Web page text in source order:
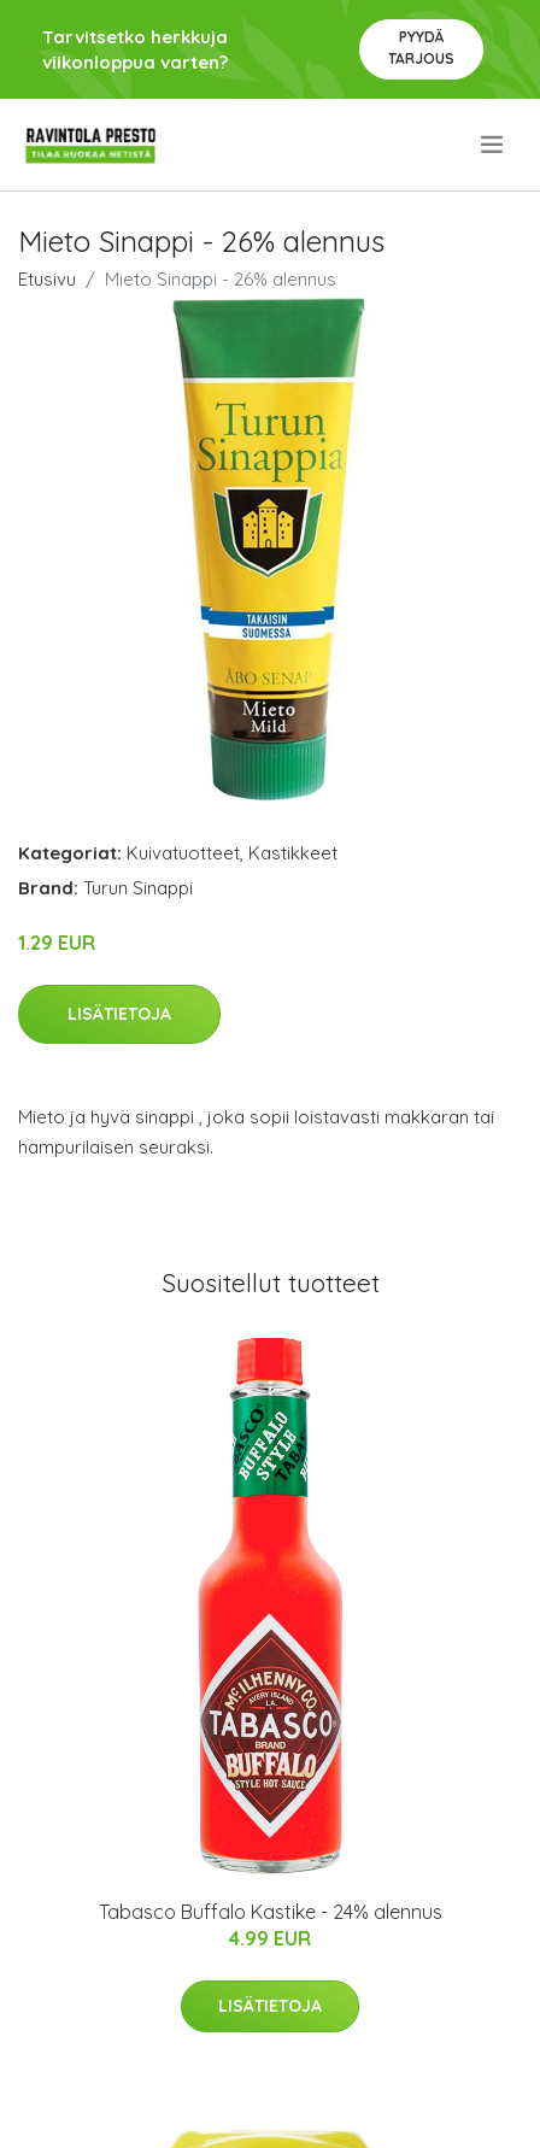
Tarvitsetko herkkuja
viikonloppua varten?
PYYDÄ
TARJOUS
Mieto Sinappi - 26% alennus
Etusivu Mieto Sinappi - 26% alennus
Kategoriat: Kuivatuotteet, Kastikkeet
Brand: Turun Sinappi
1.29 EUR
LISÄTIETOJA
Mieto ja hyvä sinappi , joka sopii loistavasti makkaran tai
hampurilaisen seuraksi.
Suositellut tuotteet
Tabasco Buffalo Kastike - 24% alennus
4.99 EUR
LISÄTIETOJA